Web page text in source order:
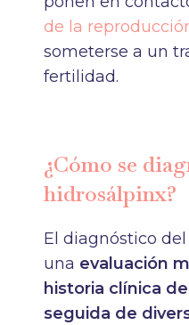
de la
someterse a un
fertilidad.
¿Cómo se
hidrosálpinx?
El diagnóstico
una evaluación
historia clínica
seguida de